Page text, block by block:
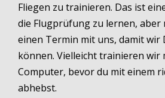
Fliegen zu trainieren. Das ist
die Flugprüfung zu lernen, aber
einen Termin mit uns, damit wir
können. Vielleicht trainieren wir
Computer, bevor du mit einem
abhebst.